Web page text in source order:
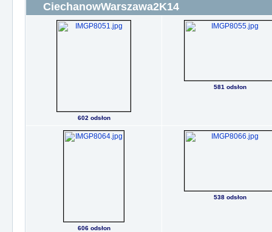
CiechanowWarszawa2K14
602 odsłon
581 odsłon
606 odsłon
538 odsłon